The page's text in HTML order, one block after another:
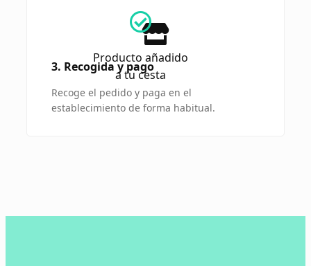
3. Recogida y pago
Recoge el pedido y paga en el
establecimiento de forma habitual.
Producto añadido
a tu cesta